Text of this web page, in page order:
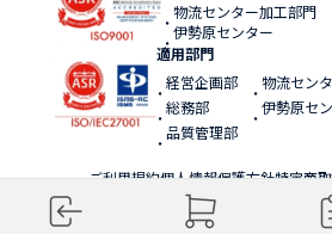
物流センター加工部門
伊勢原センター
適用部門
経営企画部
品質管理部
伊勢原セ
総務部
物流セン
ご利用規約個人情報保護方針特定商
Copyright (C) TAKUMI SHOJI CO.,LTD